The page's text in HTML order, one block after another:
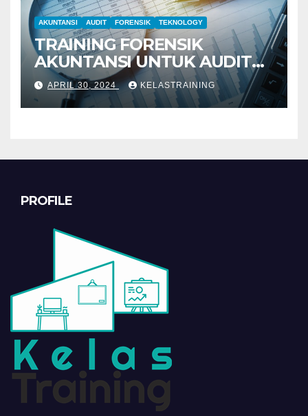
AKUNTANSI AUDIT FORENSIK TEKNOLOGY
TRAINING FORENSIK
AKUNTANSI UNTUK AUDIT
INVESTIGATIF
APRIL 30, 2024 KELASTRAINING
PROFILE